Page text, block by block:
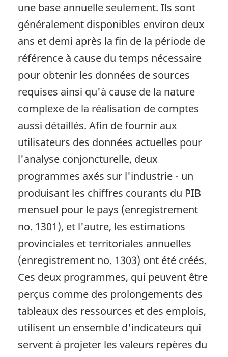
une base annuelle seulement. Ils sont
généralement disponibles environ deux
ans et demi après la fin de la période de
référence à cause du temps nécessaire
pour obtenir les données de sources
requises ainsi qu'à cause de la nature
complexe de la réalisation de comptes
aussi détaillés. Afin de fournir aux
utilisateurs des données actuelles pour
l'analyse conjoncturelle, deux
programmes axés sur l'industrie - un
produisant les chiffres courants du PIB
mensuel pour le pays (enregistrement
no. 1301), et l'autre, les estimations
provinciales et territoriales annuelles
(enregistrement no. 1303) ont été créés.
Ces deux programmes, qui peuvent être
perçus comme des prolongements des
tableaux des ressources et des emplois,
utilisent un ensemble d'indicateurs qui
servent à projeter les valeurs repères du